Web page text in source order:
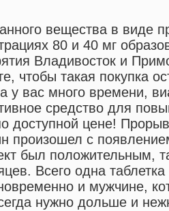
вещества в виде
80 и 40 мг
Владивосток и
чтобы такая покупка
у вас много времени,
средство для
доступной цене!
произошел с
был положительным,
Всего одна
и мужчине,
нужно дольше и